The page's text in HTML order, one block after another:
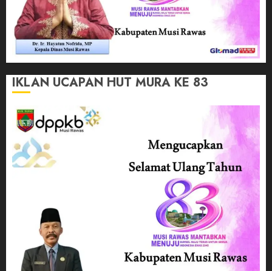
IKLAN UCAPAN HUT MURA KE 83